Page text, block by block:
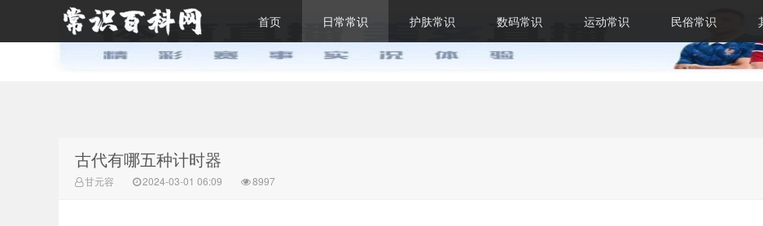
首页 日常常识 护肤常识 数码常识 运动常识 民俗常识
古代有哪五种计时器
甘元容 2024-03-01 06:09 8997